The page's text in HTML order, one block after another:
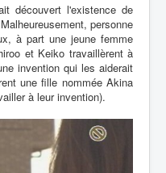
découvert l'existence de
personne
à part une jeune femme
et Keiko travaillèrent à
invention qui les aiderait
une fille nommée Akina
à leur invention).